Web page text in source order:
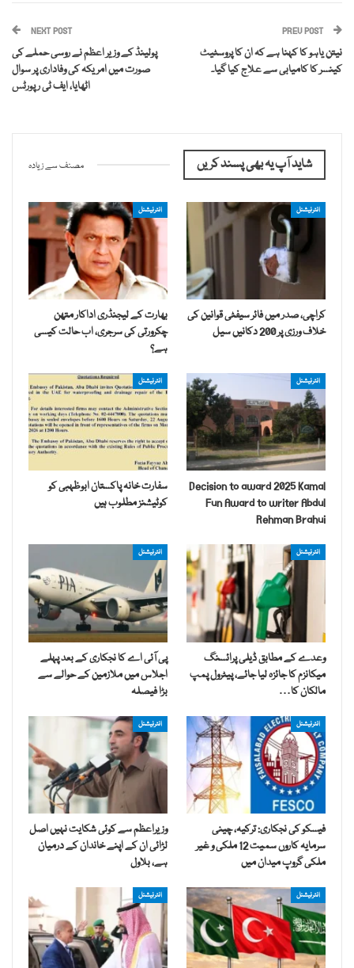
PREV POST
نیتن یاہو کا کہنا ہے کہ ان کا پروسٹیٹ
کینسر کا کامیابی سے علاج کیا گیا۔
NEXT POST
پولینڈ کے وزیر اعظم نے روسی حملے کی
صورت میں امریکہ کی وفاداری پر سوال
اٹھایا، ایف ٹی رپورٹس
شاید آپ یہ بھی پسند کریں مصنف سے زیادہ
انٹرنیشنل
کراچی، صدر میں فائر سیفٹی قوانین کی
خلاف ورزی پر 200 دکانیں سیل
انٹرنیشنل
بھارت کے لیجنڈری اداکار متھن
چکرورتی کی سرجری، اب حالت کیسی
ہے؟
انٹرنیشنل
Decision to award 2025 Kamal
Fun Award to writer Abdul
Rehman Brahui
انٹرنیشنل
سفارت خانہ پاکستان ابوظہبی کو
کوٹیشنز مطلوب ہیں
انٹرنیشنل
وعدے کے مطابق ڈیلی پرائسنگ
میکانزم کا جائزہ لیا جائے، پیٹرول پمپ
مالکان کا…
انٹرنیشنل
پی آئی اے کا نجکاری کے بعد پہلے
اجلاس میں ملازمین کے حوالے سے
بڑا فیصلہ
انٹرنیشنل
فیسکو کی نجکاری: ترکیہ، چینی
سرمایہ کاروں سمیت 12 ملکی و غیر
ملکی گروپ میدان میں
انٹرنیشنل
وزیراعظم سے کوئی شکایت نہیں اصل
لڑائی ان کے اپنے خاندان کے درمیان
ہے، بلاول
انٹرنیشنل انٹرنیشنل